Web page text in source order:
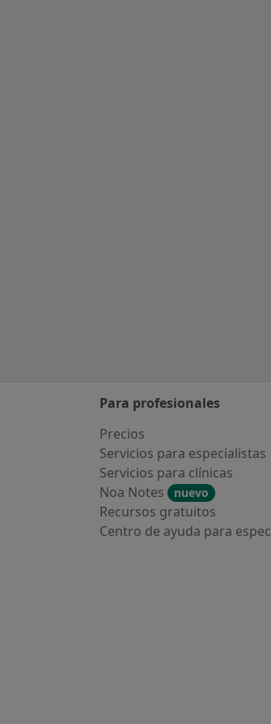
Para profesionales
Precios
Servicios para especialistas
Servicios para clínicas
Noa Notes
nuevo
Recursos gratuitos
Centro de ayuda para